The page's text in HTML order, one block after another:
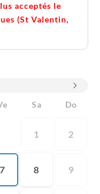
acceptés le
(St Valentin,
Sa Do
1 2
7 8 9